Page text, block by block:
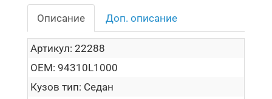
Описание Доп. описание
Артикул: 22288
OEM: 94310L1000
Кузов тип: Седан